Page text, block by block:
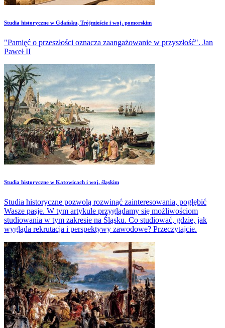
Studia historyczne w Gdańsku, Trójmieście i woj. pomorskim
"Pamięć o przeszłości oznacza zaangażowanie w przyszłość". Jan
Paweł II
Studia historyczne w Katowicach i woj. śląskim
Studia historyczne pozwolą rozwinąć zainteresowania, pogłębić
Wasze pasje. W tym artykule przyglądamy się możliwościom
studiowania w tym zakresie na Śląsku. Co studiować, gdzie, jak
wygląda rekrutacja i perspektywy zawodowe? Przeczytajcie.